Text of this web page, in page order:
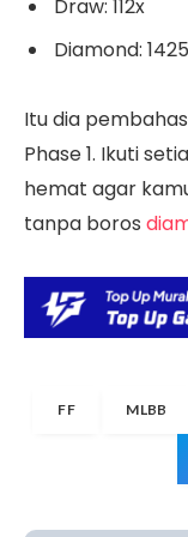
Draw: 112x
Diamond: 1425
Itu dia
Phase 1. Ikuti
hemat agar
tanpa boros
FF MLBB